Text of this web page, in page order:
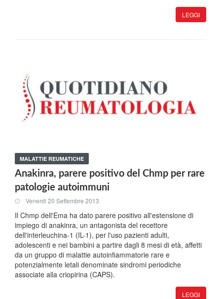
LEGGI
MALATTIE REUMATICHE
Anakinra, parere positivo del Chmp per rare
patologie autoimmuni
Venerdi 20 Settembre 2013
Il Chmp dell'Ema ha dato parere positivo all'estensione di
impiego di anakinra, un antagonista del recettore
dell'interleuchina-1 (IL-1), per l'uso pazienti adulti,
adolescenti e nei bambini a partire dagli 8 mesi di età, affetti
da un gruppo di malattie autoinfiammatorie rare e
potenzialmente letali denominate sindromi periodiche
associate alla criopirina (CAPS).
LEGGI